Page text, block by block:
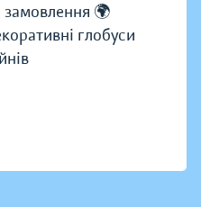
замовлення 🌍
глобуси